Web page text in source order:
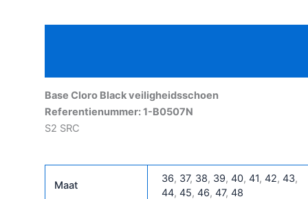
aantal
Base Cloro Black veiligheidsschoen
Referentienummer: 1-B0507N
S2 SRC
Maat
36, 37, 38, 39, 40, 41, 42, 43,
44, 45, 46, 47, 48